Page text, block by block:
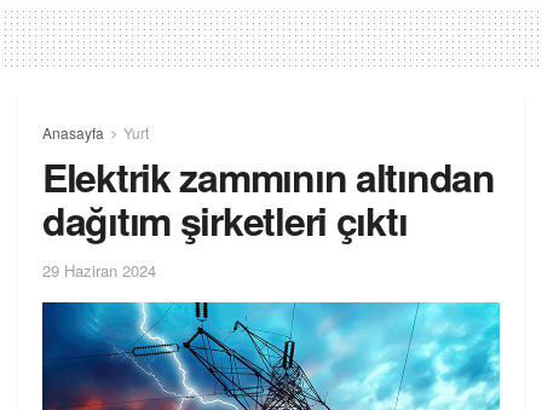
Anasayfa Yurt
Elektrik zammının altından
dağıtım şirketleri çıktı
29 Haziran 2024